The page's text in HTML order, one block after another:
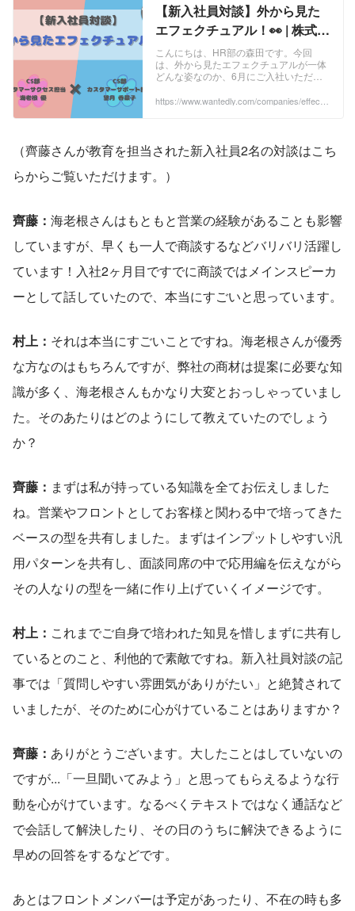
【新入社員対談】外から見た
エフェクチュアル！👀 | 株式会
社エフェクチュアル
こんにちは、HR部の森田です。今回
は、外から見たエフェクチュアルが一体
どんな姿なのか、6月にご入社いただい
いた海老根さんに、新鮮な気持ちでエフ
https://www.wantedly.com/companies/effectu
（齊藤さんが教育を担当された新入社員2名の対談はこち
らからご覧いただけます。）
齊藤： 海老根さんはもともと営業の経験があることも影響
していますが、早くも一人で商談するなどバリバリ活躍し
ています！入社2ヶ月目ですでに商談ではメインスピーカ
ーとして話していたので、本当にすごいと思っています。
村上： それは本当にすごいことですね。海老根さんが優秀
な方なのはもちろんですが、弊社の商材は提案に必要な知
識が多く、海老根さんもかなり大変とおっしゃっていまし
た。そのあたりはどのようにして教えていたのでしょう
か？
齊藤： まずは私が持っている知識を全てお伝えしました
ね。営業やフロントとしてお客様と関わる中で培ってきた
ベースの型を共有しました。まずはインプットしやすい汎
用パターンを共有し、面談同席の中で応用編を伝えながら
その人なりの型を一緒に作り上げていくイメージです。
村上： これまでご自身で培われた知見を惜しまずに共有し
ているとのこと、利他的で素敵ですね。新入社員対談の記
事では「質問しやすい雰囲気がありがたい」と絶賛されて
いましたが、そのために心がけていることはありますか？
齊藤： ありがとうございます。大したことはしていないの
ですが...「一旦聞いてみよう」と思ってもらえるような行
動を心がけています。なるべくテキストではなく通話など
で会話して解決したり、その日のうちに解決できるように
早めの回答をするなどです。
あとはフロントメンバーは予定があったり、不在の時も多